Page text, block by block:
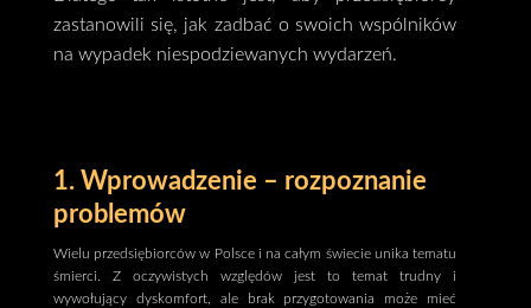
zastanowili się, jak zadbać o swoich wspólników
na wypadek niespodziewanych wydarzeń.
1. Wprowadzenie – rozpoznanie
problemów
Wielu przedsiębiorców w Polsce i na całym świecie unika tematu
śmierci. Z oczywistych względów jest to temat trudny i
wywołujący dyskomfort, ale brak przygotowania może mieć